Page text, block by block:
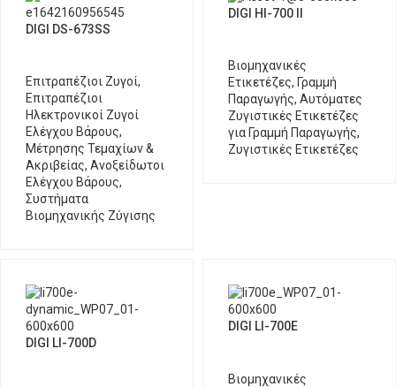
DIGI DS-673SS
Επιτραπέζιοι Ζυγοί,
Επιτραπέζιοι
Ηλεκτρονικοί Ζυγοί
Ελέγχου Βάρους,
Μέτρησης Τεμαχίων &
Ακριβείας, Ανοξείδωτοι
Ελέγχου Βάρους,
Συστήματα
Βιομηχανικής Ζύγισης
DIGI HI-700 ΙΙ
Βιομηχανικές
Ετικετέζες, Γραμμή
Παραγωγής, Αυτόματες
Ζυγιστικές Ετικετέζες
για Γραμμή Παραγωγής,
Ζυγιστικές Ετικετέζες
DIGI LI-700D
DIGI LI-700E
Βιομηχανικές